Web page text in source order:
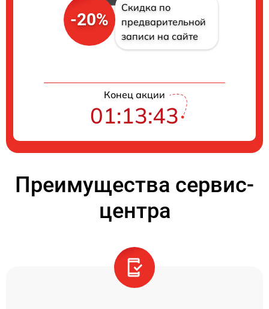
-20%
Скидка по
предварительной
записи на сайте
Конец акции
01:13:42
Преимущества сервис-
центра